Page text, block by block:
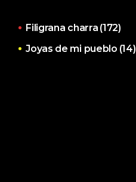
Filigrana charra (172)
Joyas de mi pueblo (14)